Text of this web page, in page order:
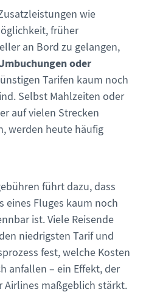
wie
früher
an Bord zu gelangen,
oder
Tarifen kaum noch
Selbst Mahlzeiten oder
auf vielen Strecken
werden heute häufig
führt dazu, dass
eines Fluges kaum noch
ist. Viele Reisende
niedrigsten Tarif und
fest, welche Kosten
anfallen – ein Effekt, der
Airlines maßgeblich stärkt.